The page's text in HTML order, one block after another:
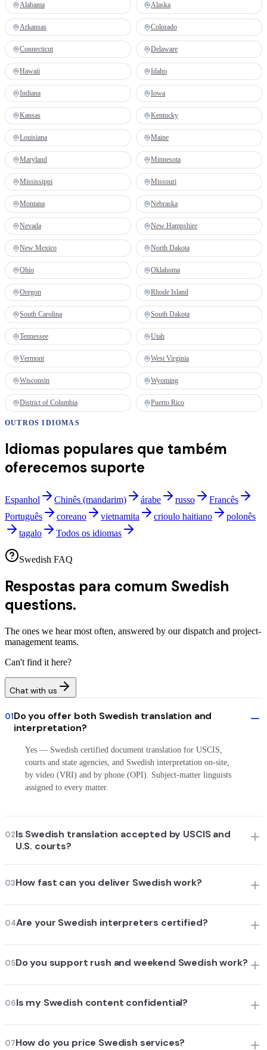
Alabama Alaska
Arkansas Colorado
Connecticut Delaware
Hawaii Idaho
Indiana Iowa
Kansas Kentucky
Louisiana Maine
Maryland Minnesota
Mississippi Missouri
Montana Nebraska
Nevada New Hampshire
New Mexico North Dakota
Ohio Oklahoma
Oregon Rhode Island
South Carolina South Dakota
Tennessee Utah
Vermont West Virginia
Wisconsin Wyoming
District of Columbia Puerto Rico
OUTROS IDIOMAS
Idiomas populares que também
oferecemos suporte
Espanhol Chinês (mandarim) árabe russo
Francês
Português
coreano vietnamita crioulo haitiano
polonês
tagalo
Todos os idiomas
Swedish FAQ
Respostas para comum Swedish
questions.
The ones we hear most often, answered by our dispatch and project-
management teams.
Can't find it here?
Chat with us
01Do you offer both Swedish translation and
interpretation?
Yes — Swedish certified document translation for USCIS,
courts and state agencies, and Swedish interpretation on-site,
by video (VRI) and by phone (OPI). Subject-matter linguists
assigned to every matter.
02Is Swedish translation accepted by USCIS and
U.S. courts?
03How fast can you deliver Swedish work?
04Are your Swedish interpreters certified?
05Do you support rush and weekend Swedish work?
06Is my Swedish content confidential?
07How do you price Swedish services?